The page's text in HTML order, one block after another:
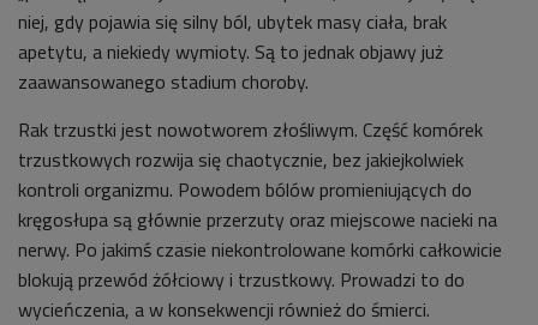
niej, gdy pojawia się silny ból, ubytek masy ciała, brak
apetytu, a niekiedy wymioty. Są to jednak objawy już
zaawansowanego stadium choroby.
Rak trzustki jest nowotworem złośliwym. Część komórek
trzustkowych rozwija się chaotycznie, bez jakiejkolwiek
kontroli organizmu. Powodem bólów promieniujących do
kręgosłupa są głównie przerzuty oraz miejscowe nacieki na
nerwy. Po jakimś czasie niekontrolowane komórki całkowicie
blokują przewód żółciowy i trzustkowy. Prowadzi to do
wycieńczenia, a w konsekwencji również do śmierci.